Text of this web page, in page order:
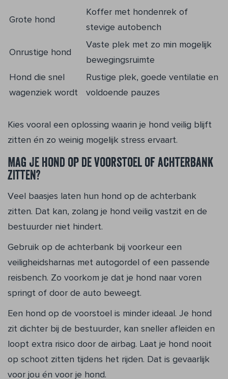
Grote hond
Koffer met hondenrek of
stevige autobench
Onrustige hond
Vaste plek met zo min mogelijk
bewegingsruimte
Hond die snel
wagenziek wordt
Rustige plek, goede ventilatie en
voldoende pauzes
Kies vooral een oplossing waarin je hond veilig blijft
zitten én zo weinig mogelijk stress ervaart.
Mag je hond op de voorstoel of achterbank
zitten?
Veel baasjes laten hun hond op de achterbank
zitten. Dat kan, zolang je hond veilig vastzit en de
bestuurder niet hindert.
Gebruik op de achterbank bij voorkeur een
veiligheidsharnas met autogordel of een passende
reisbench. Zo voorkom je dat je hond naar voren
springt of door de auto beweegt.
Een hond op de voorstoel is minder ideaal. Je hond
zit dichter bij de bestuurder, kan sneller afleiden en
loopt extra risico door de airbag. Laat je hond nooit
op schoot zitten tijdens het rijden. Dat is gevaarlijk
voor jou én voor je hond.